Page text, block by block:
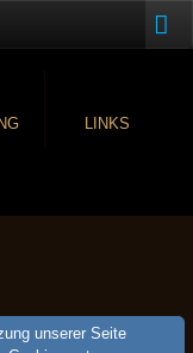
LINKS
unserer Seite